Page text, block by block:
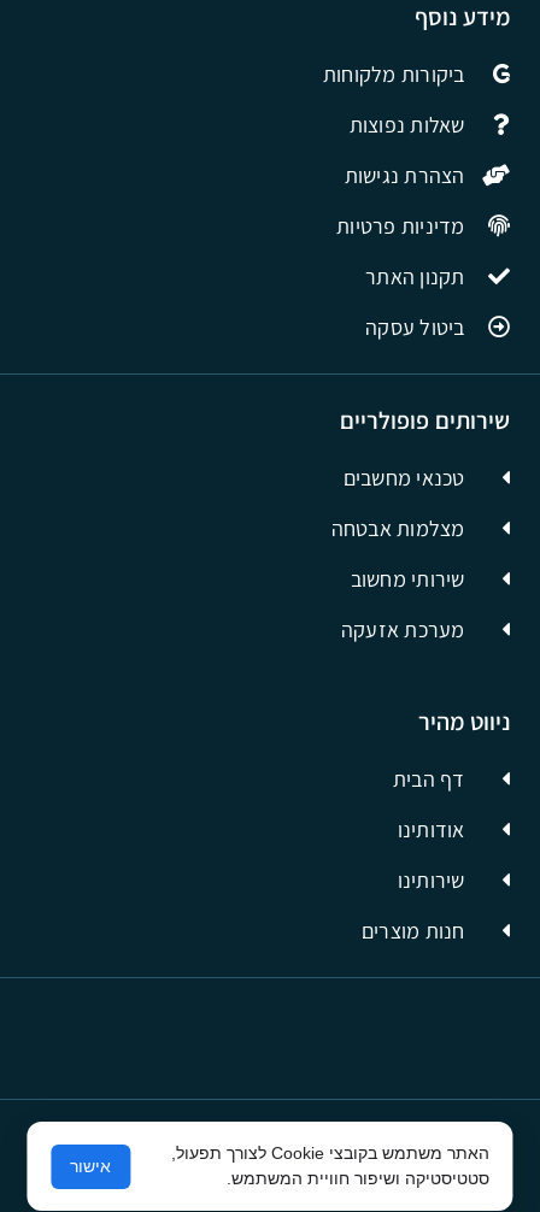
ניווט מהיר
דף הבית
אודותינו
שירותינו
חנות מוצרים
שירותים פופולריים
טכנאי מחשבים
מצלמות אבטחה
שירותי מחשוב
מערכת אזעקה
מידע נוסף
ביקורות מלקוחות
שאלות נפוצות
הצהרת נגישות
מדיניות פרטיות
תקנון האתר
ביטול עסקה
© כל הזכויות שמורות לסיבים תשתיות תקשורת
האתר משתמש בקובצי Cookie לצורך תפעול,
סטטיסטיקה ושיפור חוויית המשתמש.
אישור